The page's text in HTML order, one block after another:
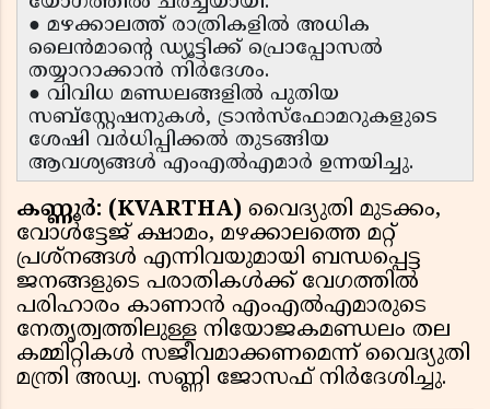
● മഴക്കാലത്ത് രാത്രികളിൽ അധിക
ലൈൻമാന്റെ ഡ്യൂട്ടിക്ക് പ്രൊപ്പോസൽ
തയ്യാറാക്കാൻ നിർദേശം.
● വിവിധ മണ്ഡലങ്ങളിൽ പുതിയ
സബ്സ്റ്റേഷനുകൾ, ട്രാൻസ്ഫോമറുകളുടെ
ശേഷി വർധിപ്പിക്കൽ തുടങ്ങിയ
ആവശ്യങ്ങൾ എംഎൽഎമാർ ഉന്നയിച്ചു.
കണ്ണൂർ: (KVARTHA) വൈദ്യുതി മുടക്കം,
വോൾട്ടേജ് ക്ഷാമം, മഴക്കാലത്തെ മറ്റ്
പ്രശ്നങ്ങൾ എന്നിവയുമായി ബന്ധപ്പെട്ട
ജനങ്ങളുടെ പരാതികൾക്ക് വേഗത്തിൽ
പരിഹാരം കാണാൻ എംഎൽഎമാരുടെ
നേതൃത്വത്തിലുള്ള നിയോജകമണ്ഡലം തല
കമ്മിറ്റികൾ സജീവമാക്കണമെന്ന് വൈദ്യുതി
മന്ത്രി അഡ്വ. സണ്ണി ജോസഫ് നിർദേശിച്ചു.